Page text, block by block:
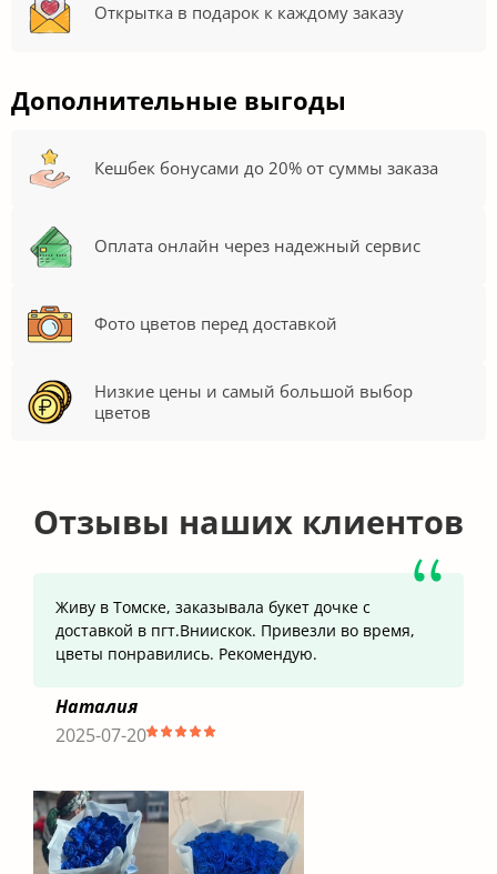
Открытка в подарок к каждому заказу
Дополнительные выгоды
Кешбек бонусами до 20% от суммы заказа
Оплата онлайн через надежный сервис
Фото цветов перед доставкой
Низкие цены и самый большой выбор
цветов
Отзывы наших клиентов
Живу в Томске, заказывала букет дочке с
доставкой в пгт.Вниискок. Привезли во время,
цветы понравились. Рекомендую.
Наталия
2025-07-20